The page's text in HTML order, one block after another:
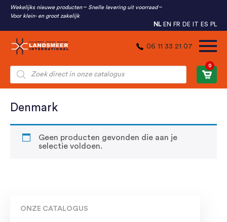
Wekelijks nieuwe producten
Snelle levering uit voorraad
Voor klein- en groot zakelijk
NL EN FR DE IT ES PL
06 11 33 21 07
Producten
zoeken
0
ONZE CATALOGUS
Denmark
Geen producten gevonden die aan je
selectie voldoen.